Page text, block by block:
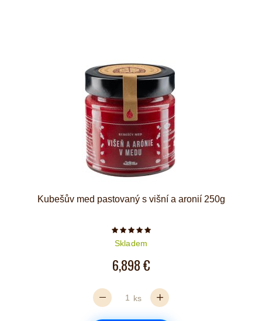
Kubešův med pastovaný s višní a aronií 250g
Počet hvězdiček je 5 z 5
Skladem
6,898 €
ks